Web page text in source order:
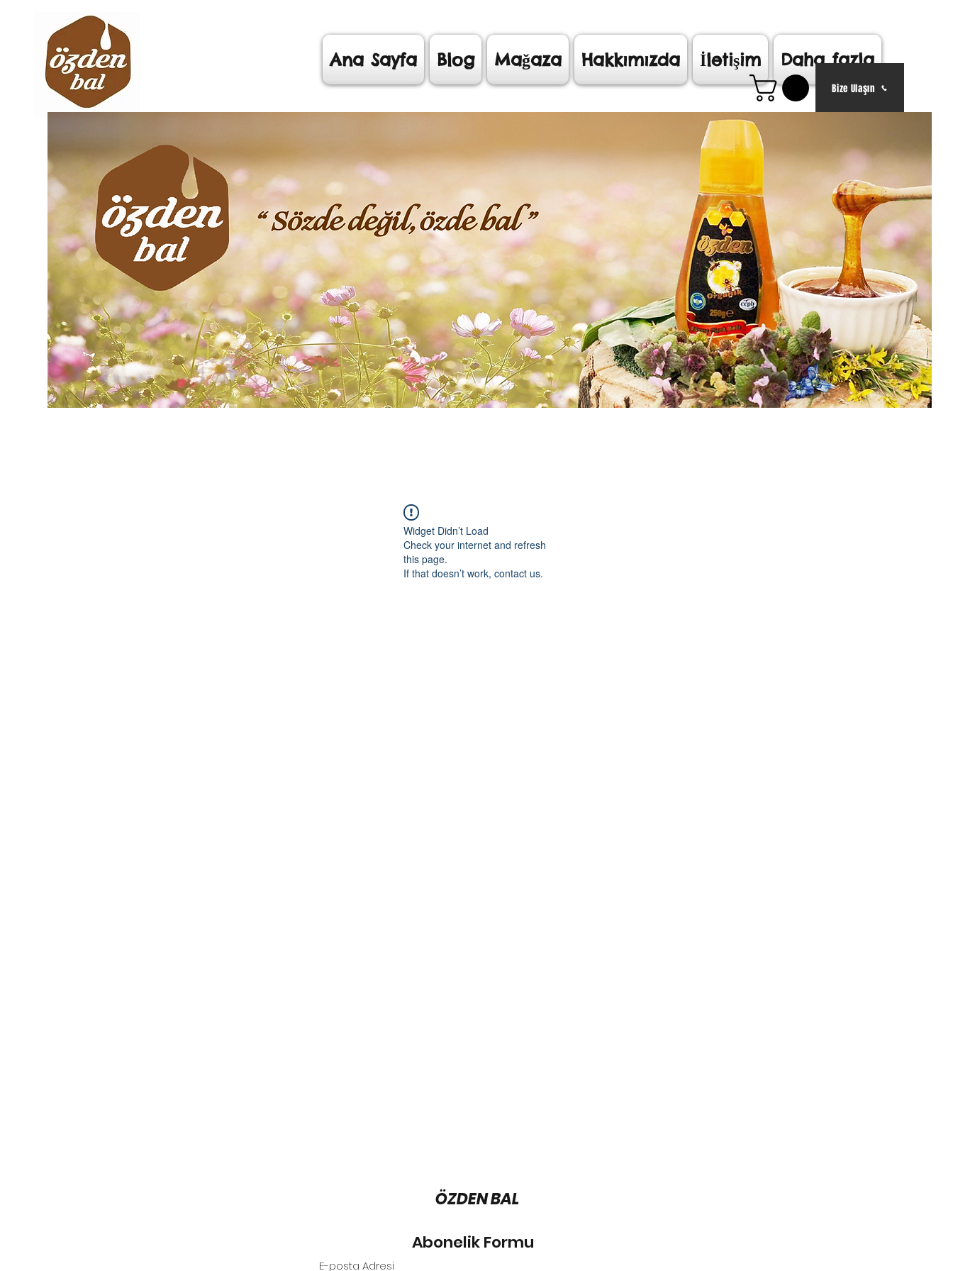
Ana Sayfa Blog Mağaza Hakkımızda İletişim Daha fazla
Bize Ulaşın
Widget Didn’t Load
Check your internet and refresh
this page.
If that doesn’t work, contact us.
ÖZDEN BAL
Abonelik Formu